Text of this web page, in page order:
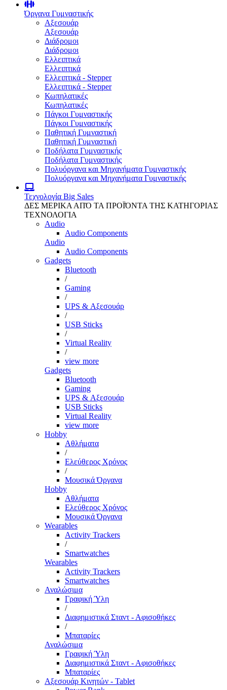
Όργανα Γυμναστικής
Αξεσουάρ
Αξεσουάρ
Διάδρομοι
Διάδρομοι
Ελλειπτικά
Ελλειπτικά
Ελλειπτικά - Stepper
Ελλειπτικά - Stepper
Κωπηλατικές
Κωπηλατικές
Πάγκοι Γυμναστικής
Πάγκοι Γυμναστικής
Παθητική Γυμναστική
Παθητική Γυμναστική
Ποδήλατα Γυμναστικής
Ποδήλατα Γυμναστικής
Πολυόργανα και Μηχανήματα Γυμναστικής
Πολυόργανα και Μηχανήματα Γυμναστικής
Τεχνολογία Big Sales
ΔΕΣ ΜΕΡΙΚΑ ΑΠΌ ΤΑ ΠΡΟΪΌΝΤΑ ΤΗΣ ΚΑΤΗΓΟΡΙΑΣ
ΤΕΧΝΟΛΟΓΙΑ
Audio
Audio Components
Audio
Audio Components
Gadgets
Bluetooth
/
Gaming
/
UPS & Αξεσουάρ
/
USB Sticks
/
Virtual Reality
/
view more
Gadgets
Bluetooth
Gaming
UPS & Αξεσουάρ
USB Sticks
Virtual Reality
view more
Hobby
Αθλήματα
/
Ελεύθερος Χρόνος
/
Μουσικά Όργανα
Hobby
Αθλήματα
Ελεύθερος Χρόνος
Μουσικά Όργανα
Wearables
Activity Trackers
/
Smartwatches
Wearables
Activity Trackers
Smartwatches
Αναλώσιμα
Γραφική Ύλη
/
Διαφημιστικά Σταντ - Αφισοθήκες
/
Μπαταρίες
Αναλώσιμα
Γραφική Ύλη
Διαφημιστικά Σταντ - Αφισοθήκες
Μπαταρίες
Αξεσουάρ Κινητών - Tablet